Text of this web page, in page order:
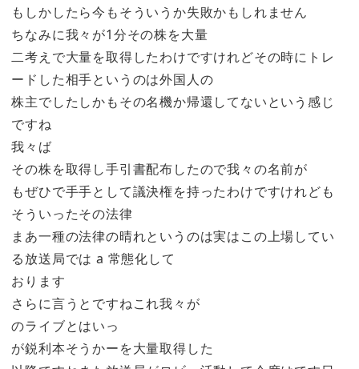
もしかしたら今もそういうか失敗かもしれません
ちなみに我々が1分その株を大量
二考えで大量を取得したわけですけれどその時にトレ
ードした相手というのは外国人の
株主でしたしかもその名機か帰還してないという感じ
ですね
我々ば
その株を取得し手引書配布したので我々の名前が
もぜひで手手として議決権を持ったわけですけれども
そういったその法律
まあ一種の法律の晴れというのは実はこの上場してい
る放送局では a 常態化して
おります
さらに言うとですねこれ我々が
のライブとはいっ
が鋭利本そうかーを大量取得した